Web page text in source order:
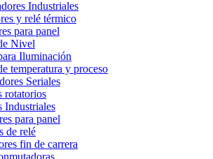
Industriales
y relé térmico
para panel
Nivel
Iluminación
temperatura y proceso
Seriales
rotatorios
Industriales
para panel
de relé
fin de carrera